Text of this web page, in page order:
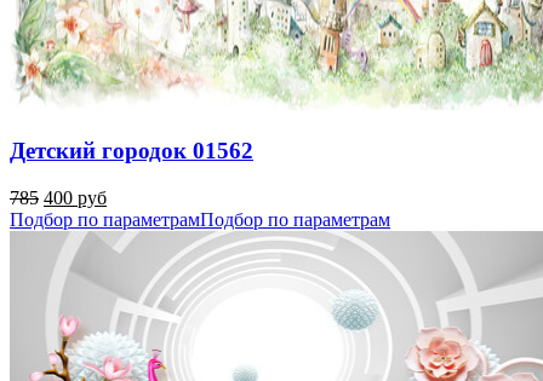
Детский городок 01562
785 400 руб
Подбор по параметрамПодбор по параметрам